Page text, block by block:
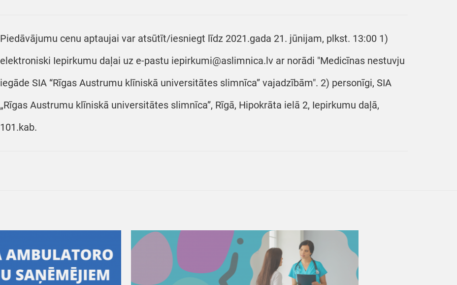
Piedāvājumu cenu aptaujai var atsūtīt/iesniegt līdz 2021.gada 21. jūnijam, plkst. 13:00 1)
elektroniski Iepirkumu daļai uz e-pastu iepirkumi@aslimnica.lv ar norādi "Medicīnas nestuvju
iegāde SIA “Rīgas Austrumu klīniskā universitātes slimnīca” vajadzībām". 2) personīgi, SIA
„Rīgas Austrumu klīniskā universitātes slimnīca”, Rīgā, Hipokrāta ielā 2, Iepirkumu daļā,
101.kab.